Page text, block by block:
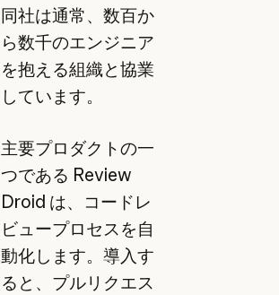
同社は通常、数百か
ら数千のエンジニア
を抱える組織と協業
しています。
主要プロダクトの一
つである Review
Droid は、コードレ
ビュープロセスを自
動化します。導入す
ると、プルリクエス